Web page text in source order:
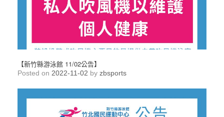
【新竹縣游泳館 11/02公告】
Posted on 2022-11-02 by zbsports